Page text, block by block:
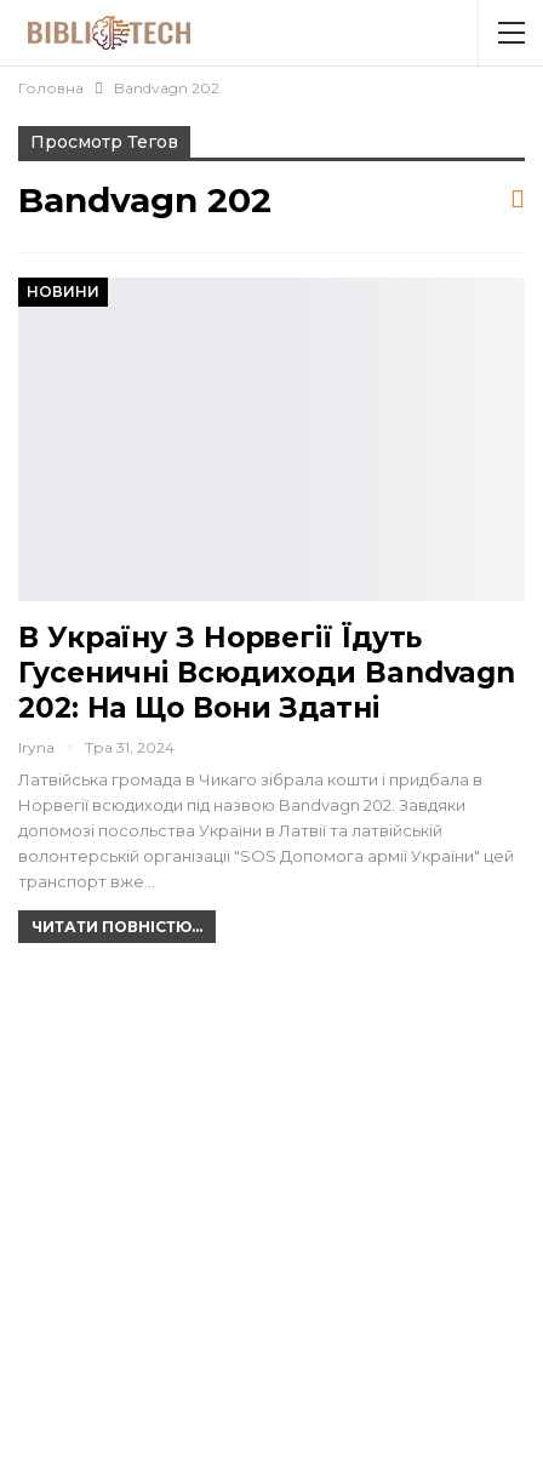
Головна Bandvagn 202
Просмотр Тегов
Bandvagn 202
НОВИНИ
В Україну З Норвегії Їдуть
Гусеничні Всюдиходи Bandvagn
202: На Що Вони Здатні
Iryna Тра 31, 2024
Латвійська громада в Чикаго зібрала кошти і придбала в
Норвегії всюдиходи під назвою Bandvagn 202. Завдяки
допомозі посольства України в Латвії та латвійській
волонтерській організації "SOS Допомога армії України" цей
транспорт вже…
ЧИТАТИ ПОВНІСТЮ...